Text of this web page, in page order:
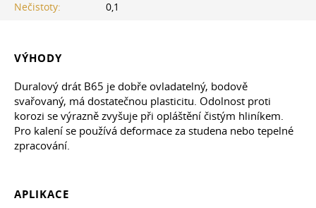
Nečistoty:
0,1
VÝHODY
Duralový drát B65 je dobře ovladatelný, bodově
svařovaný, má dostatečnou plasticitu. Odolnost proti
korozi se výrazně zvyšuje při opláštění čistým hliníkem.
Pro kalení se používá deformace za studena nebo tepelné
zpracování.
APLIKACE